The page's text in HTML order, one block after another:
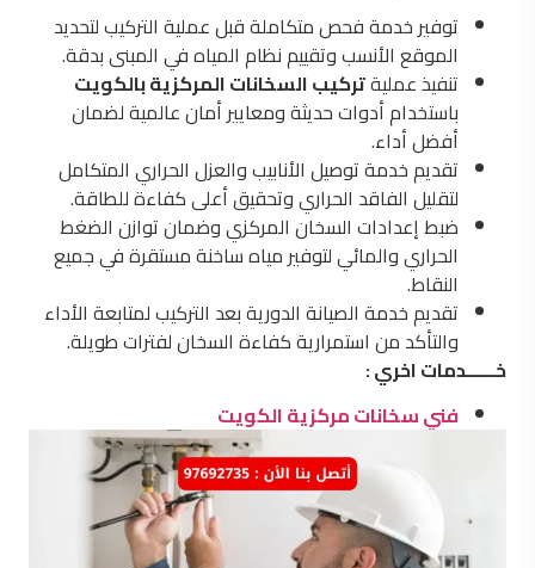
توفير خدمة فحص متكاملة قبل عملية التركيب لتحديد
الموقع الأنسب وتقييم نظام المياه في المبنى بدقة.
تنفيذ عمليةتركيب السخانات المركزية بالكويت
باستخدام أدوات حديثة ومعايير أمان عالمية لضمان
أفضل أداء.
تقديم خدمة توصيل الأنابيب والعزل الحراري المتكامل
لتقليل الفاقد الحراري وتحقيق أعلى كفاءة للطاقة.
ضبط إعدادات السخان المركزي وضمان توازن الضغط
الحراري والمائي لتوفير مياه ساخنة مستقرة في جميع
النقاط.
تقديم خدمة الصيانة الدورية بعد التركيب لمتابعة الأداء
والتأكد من استمرارية كفاءة السخان لفترات طويلة.
خــــــدمات اخري :
فني سخانات مركزية الكويت